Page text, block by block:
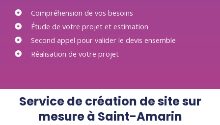
Compréhension de vos besoins
Étude de votre projet et estimation
Second appel pour valider le devis ensemble
Réalisation de votre projet
Service de création de site sur
mesure à Saint-Amarin